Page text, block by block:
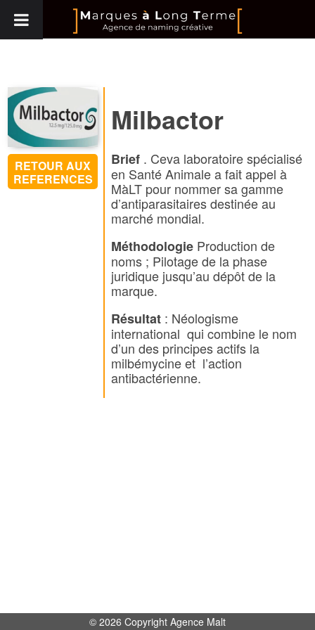
RETOUR AUX
REFERENCES
Milbactor
Brief . Ceva laboratoire spécialisé
en Santé Animale a fait appel à
MàLT pour nommer sa gamme
d’antiparasitaires destinée au
marché mondial.
Méthodologie Production de
noms ; Pilotage de la phase
juridique jusqu’au dépôt de la
marque.
Résultat : Néologisme
international qui combine le nom
d’un des principes actifs la
milbémycine et l’action
antibactérienne.
© 2026 Copyright Agence Malt